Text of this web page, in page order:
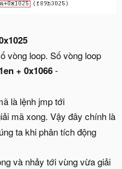
vòng loop. Số vòng loop
+ 0x1066-
là lệnh jmp tới
mã xong. Vậy đây chính là
ta khi phân tích động
và nhảy tới vùng vừa giải